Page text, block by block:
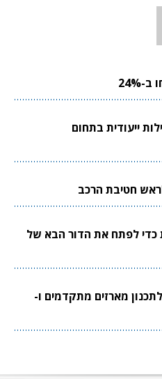
ייעודית בתחום
חטיבת הרכב
כדי לפתח את הדור הבא של
מארזים מתקדמים ו-